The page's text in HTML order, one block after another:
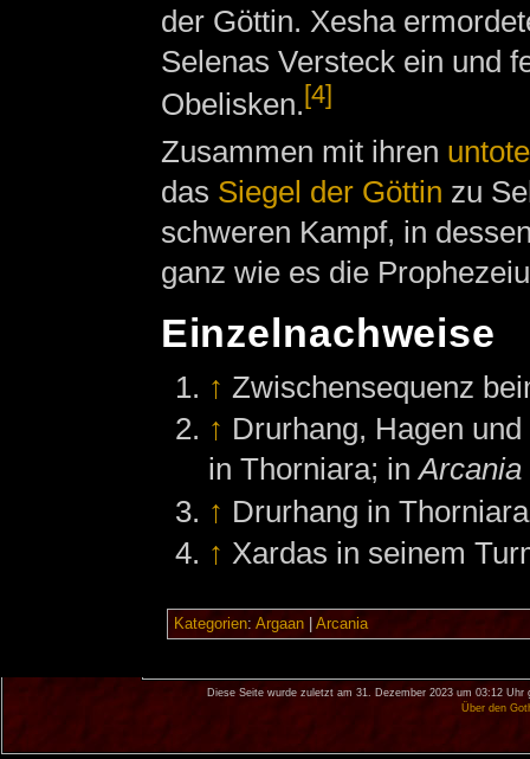
der Göttin. Xesha
Selenas Versteck ein und
Obelisken.[4]
Zusammen mit ihren
das Siegel der Göttin zu
schweren Kampf, in
ganz wie es die
Einzelnachweise
↑ Zwischensequenz
↑ Drurhang, Hagen
in Thorniara; inArcania
↑ Drurhang in
↑ Xardas in seinem
Kategorien: Argaan| Arcania
Diese Seite wurde zuletzt am 31. Dezember 2023 um 03:12 Uhr
Über den